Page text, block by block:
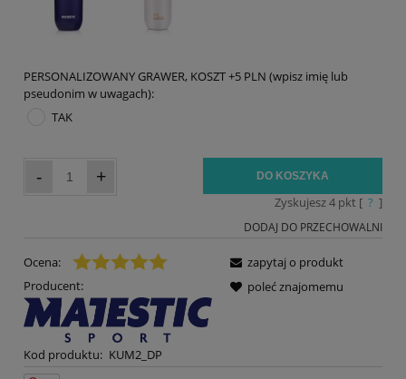
PERSONALIZOWANY GRAWER, KOSZT +5 PLN (wpisz imię lub
pseudonim w uwagach):
TAK
- + DO KOSZYKA
Zyskujesz4 pkt [ ? ]
DODAJ DO PRZECHOWALNI
Ocena:
Producent:
Kod produktu: KUM2_DP
zapytaj o produkt
poleć znajomemu